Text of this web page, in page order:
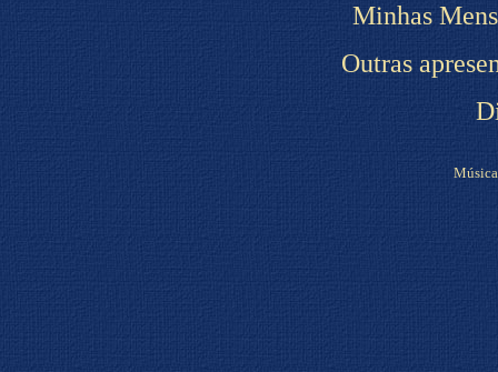
Minhas
Outras